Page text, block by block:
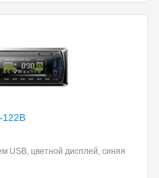
122B
USB, цветной дисплей, синяя